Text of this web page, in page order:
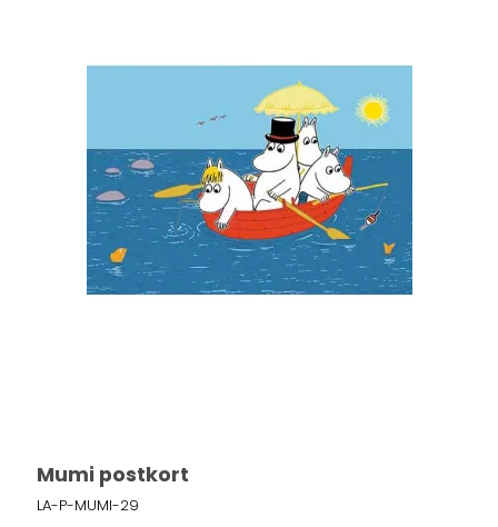
Mumi postkort
LA-P-MUMI-29